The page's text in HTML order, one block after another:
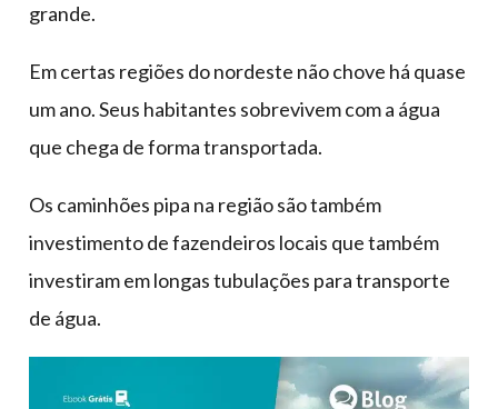
grande.
Em certas regiões do nordeste não chove há quase
um ano. Seus habitantes sobrevivem com a água
que chega de forma transportada.
Os caminhões pipa na região são também
investimento de fazendeiros locais que também
investiram em longas tubulações para transporte
de água.